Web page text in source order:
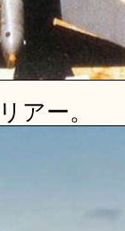
アー。